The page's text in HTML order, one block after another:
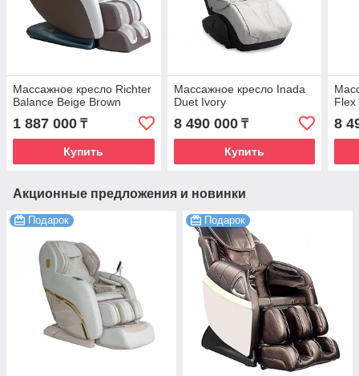
Массажное кресло Richter
Balance Beige Brown
1 887 000 ₸
Купить
Массажное кресло Inada
Duet Ivory
8 490 000₸
Купить
Flex
8
Акционные предложения и новинки
Подарок Подарок